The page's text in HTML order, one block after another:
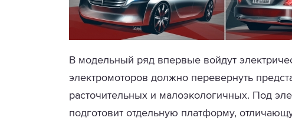
В модельный ряд впервые войдут
электромоторов должно перевернуть
расточительных и малоэкологичных. Под
подготовит отдельную платформу,